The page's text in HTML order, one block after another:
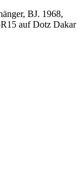
BJ. 1968,
auf Dotz Dakar